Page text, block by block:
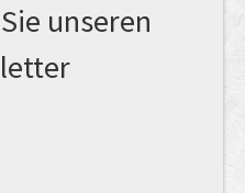
unseren